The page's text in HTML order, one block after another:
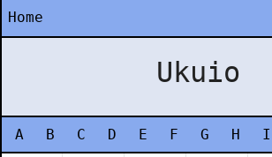
Home
Ukuio
A B C D E F G H I